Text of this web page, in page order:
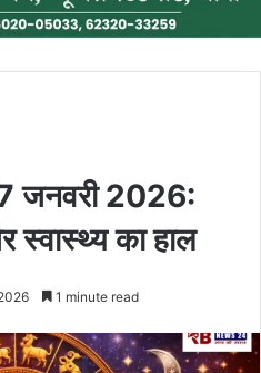
जनवरी 2026:
स्वास्थ्य का हाल
1 minute read